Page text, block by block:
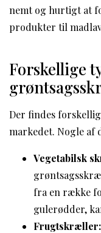
nemt og hurtigt at
produkter til
Forskellige
Der findes
markedet. Nogle af
Vegetabilsk
fra en række
gulerødder,
Frugtskræller: